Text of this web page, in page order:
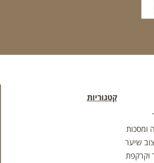
קטגוריות
ומסכות
שיער
וקרקפת